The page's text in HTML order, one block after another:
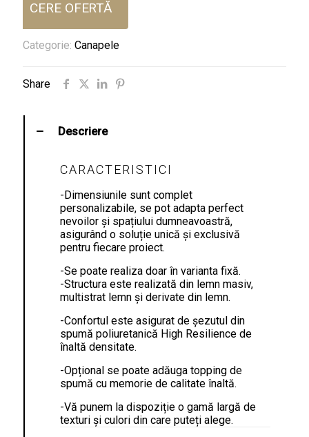
CERE OFERTĂ
Categorie: Canapele
Share
Descriere
CARACTERISTICI
-Dimensiunile sunt complet
personalizabile, se pot adapta perfect
nevoilor și spațiului dumneavoastră,
asigurând o soluție unică și exclusivă
pentru fiecare proiect.
-Se poate realiza doar în varianta fixă.
-Structura este realizată din lemn masiv,
multistrat lemn și derivate din lemn.
-Confortul este asigurat de șezutul din
spumă poliuretanică High Resilience de
înaltă densitate.
-Opțional se poate adăuga topping de
spumă cu memorie de calitate înaltă.
-Vă punem la dispoziție o gamă largă de
texturi și culori din care puteți alege.